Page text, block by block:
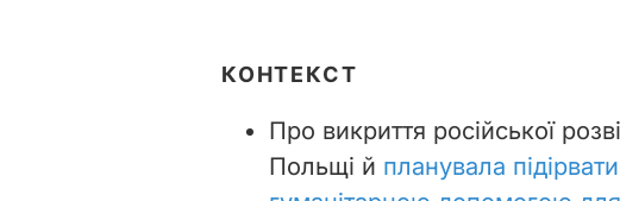
КОНТЕКСТ
Про викриття російської
Польщі й планувала